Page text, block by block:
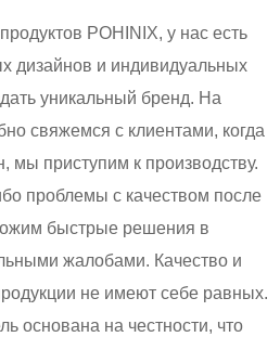
POHINIX, у нас есть
дизайнов и индивидуальных
уникальный бренд. На
свяжемся с клиентами, когда
мы приступим к производству.
проблемы с качеством после
быстрые решения в
жалобами. Качество и
не имеют себе равных.
основана на честности, что